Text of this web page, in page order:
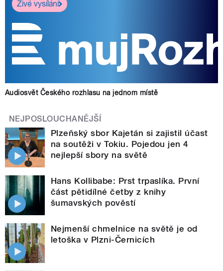
Živé vysílání
Audiosvět Českého rozhlasu na jednom místě
NEJPOSLOUCHANĚJŠÍ
Plzeňský sbor Kajetán si zajistil účast
na soutěži v Tokiu. Pojedou jen 4
nejlepší sbory na světě
Hans Kollibabe: Prst trpaslíka. První
část pětidílné četby z knihy
šumavských pověstí
Nejmenší chmelnice na světě je od
letoška v Plzni-Černicích